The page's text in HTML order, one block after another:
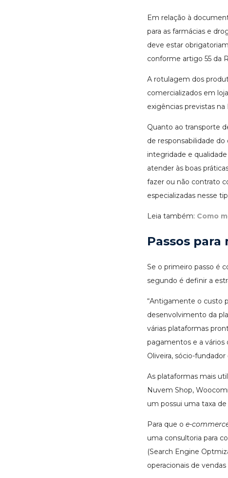
Em relação à
para as farmácias e
deve estar
conforme artigo 55 da
A rotulagem dos
comercializados em
exigências previstas na
Quanto ao transporte
de responsabilidade
integridade e
atender às boas
fazer ou não contrato
especializadas nesse
Leia também: Como
Passos
Se o primeiro passo é
segundo é definir a
“Antigamente o custo
desenvolvimento da
várias plataformas
pagamentos e a vários
Oliveira, sócio-
As plataformas mais
Nuvem Shop,
um possui uma taxa
Para que o e-
uma consultoria para
(Search Engine
operacionais de